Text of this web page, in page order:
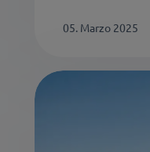
05. Marzo 2025